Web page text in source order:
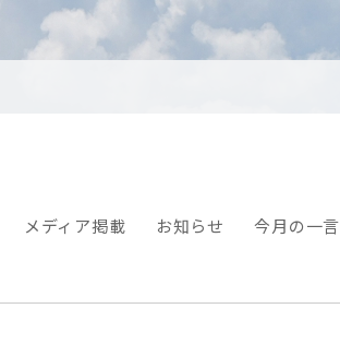
メディア掲載 お知らせ 今月の一言